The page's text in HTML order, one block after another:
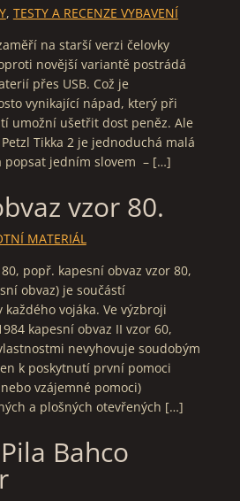
, TESTY A RECENZE VYBAVENÍ
na starší verzi čelovky
novější variantě postrádá
přes USB. Což je
vynikající nápad, který při
umožní ušetřit dost peněz. Ale
Tikka 2 je jednoduchá malá
popsat jedním slovem – […]
vzor 80.
MATERIÁL
popř. kapesní obvaz vzor 80,
obvaz) je součástí
vojáka. Ve výzbroji
kapesní obvaz II vzor 60,
nevyhovuje soudobým
k poskytnutí první pomoci
vzájemné pomoci)
a plošných otevřených […]
Bahco